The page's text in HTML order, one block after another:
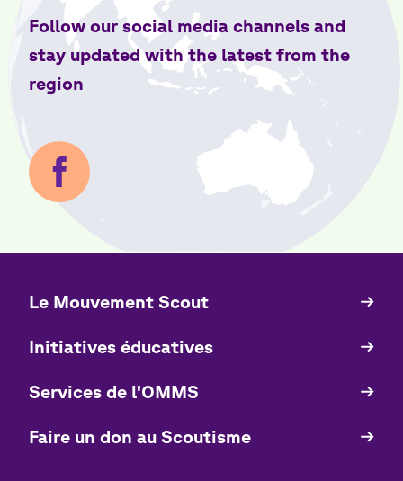
Follow our social media channels and
stay updated with the latest from the
region
Quick
Le Mouvement Scout
Initiatives éducatives
Services de l'OMMS
Faire un don au Scoutisme